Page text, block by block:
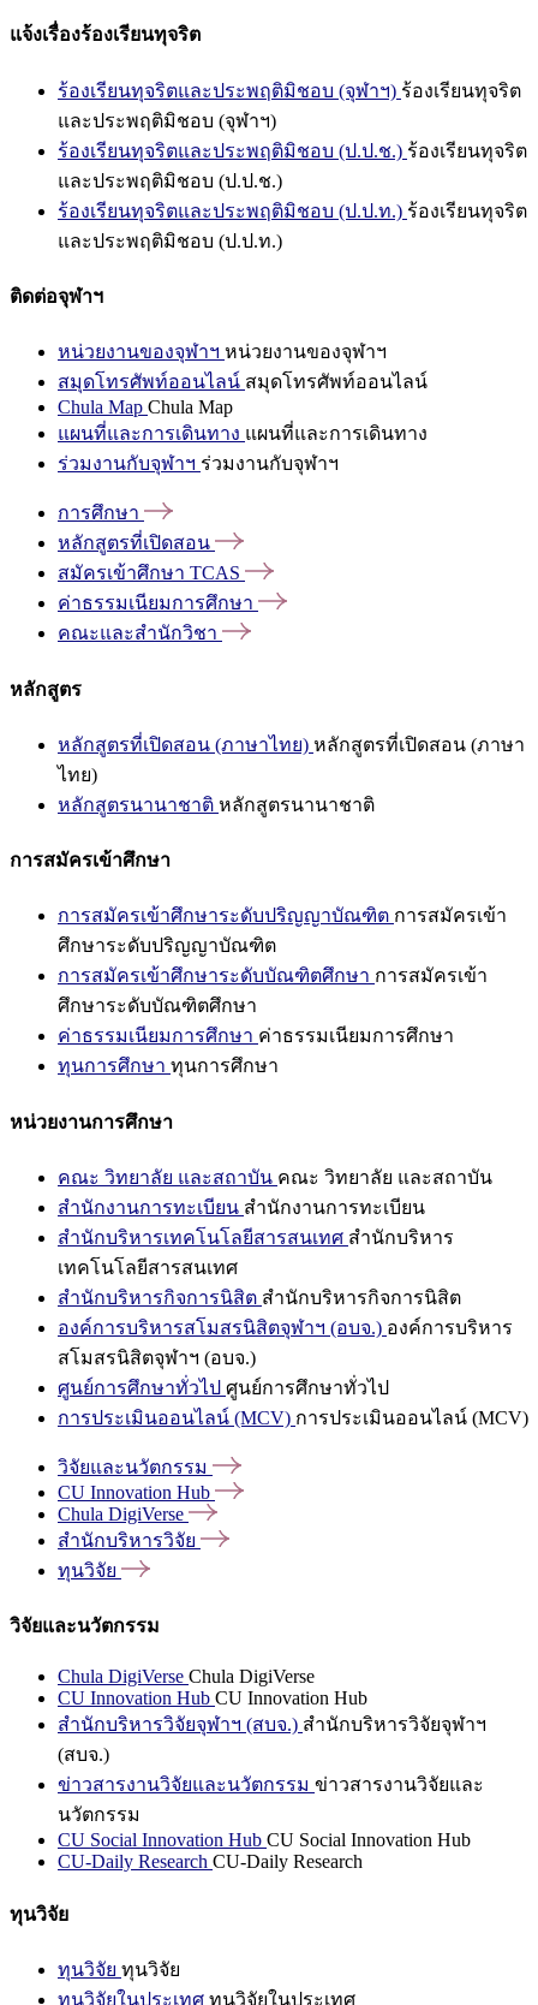
แจ้งเรื่องร้องเรียนทุจริต
ร้องเรียนทุจริตและประพฤติมิชอบ (จุฬาฯ) ร้องเรียนทุจริต
และประพฤติมิชอบ (จุฬาฯ)
ร้องเรียนทุจริตและประพฤติมิชอบ (ป.ป.ช.) ร้องเรียนทุจริต
และประพฤติมิชอบ (ป.ป.ช.)
ร้องเรียนทุจริตและประพฤติมิชอบ (ป.ป.ท.) ร้องเรียนทุจริต
และประพฤติมิชอบ (ป.ป.ท.)
ติดต่อจุฬาฯ
หน่วยงานของจุฬาฯ หน่วยงานของจุฬาฯ
สมุดโทรศัพท์ออนไลน์ สมุดโทรศัพท์ออนไลน์
Chula Map Chula Map
แผนที่และการเดินทาง แผนที่และการเดินทาง
ร่วมงานกับจุฬาฯ ร่วมงานกับจุฬาฯ
การศึกษา
หลักสูตรที่เปิดสอน
สมัครเข้าศึกษา TCAS
ค่าธรรมเนียมการศึกษา
คณะและสำนักวิชา
หลักสูตร
หลักสูตรที่เปิดสอน (ภาษาไทย) หลักสูตรที่เปิดสอน (ภาษา
ไทย)
หลักสูตรนานาชาติ หลักสูตรนานาชาติ
การสมัครเข้าศึกษา
การสมัครเข้าศึกษาระดับปริญญาบัณฑิต การสมัครเข้า
ศึกษาระดับปริญญาบัณฑิต
การสมัครเข้าศึกษาระดับบัณฑิตศึกษา การสมัครเข้า
ศึกษาระดับบัณฑิตศึกษา
ค่าธรรมเนียมการศึกษา ค่าธรรมเนียมการศึกษา
ทุนการศึกษา ทุนการศึกษา
หน่วยงานการศึกษา
คณะ วิทยาลัย และสถาบัน คณะ วิทยาลัย และสถาบัน
สำนักงานการทะเบียน สำนักงานการทะเบียน
สำนักบริหารเทคโนโลยีสารสนเทศ สำนักบริหาร
เทคโนโลยีสารสนเทศ
สำนักบริหารกิจการนิสิต สำนักบริหารกิจการนิสิต
องค์การบริหารสโมสรนิสิตจุฬาฯ (อบจ.) องค์การบริหาร
สโมสรนิสิตจุฬาฯ (อบจ.)
ศูนย์การศึกษาทั่วไป ศูนย์การศึกษาทั่วไป
การประเมินออนไลน์ (MCV) การประเมินออนไลน์ (MCV)
วิจัยและนวัตกรรม
CU Innovation Hub
Chula DigiVerse
สำนักบริหารวิจัย
ทุนวิจัย
วิจัยและนวัตกรรม
Chula DigiVerse Chula DigiVerse
CU Innovation Hub CU Innovation Hub
สำนักบริหารวิจัยจุฬาฯ (สบจ.) สำนักบริหารวิจัยจุฬาฯ
(สบจ.)
ข่าวสารงานวิจัยและนวัตกรรม ข่าวสารงานวิจัยและ
นวัตกรรม
CU Social Innovation Hub CU Social Innovation Hub
CU-Daily Research CU-Daily Research
ทุนวิจัย
ทุนวิจัย ทุนวิจัย
ทุนวิจัยในประเทศ ทุนวิจัยในประเทศ